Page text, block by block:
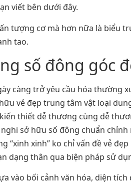
viết bên dưới đây.
tượng cơ mà hơn nữa là biểu
tao.
số đông góc
càng trở yêu cầu hóa thường
vẻ đẹp trung tâm vật loại
thiết dễ thương cùng dễ
sở hữu số đông chuẩn
xinh” ko chỉ vấn đề vẻ
dạng thân qua biện pháp sử
vào bối cảnh văn hóa, diện